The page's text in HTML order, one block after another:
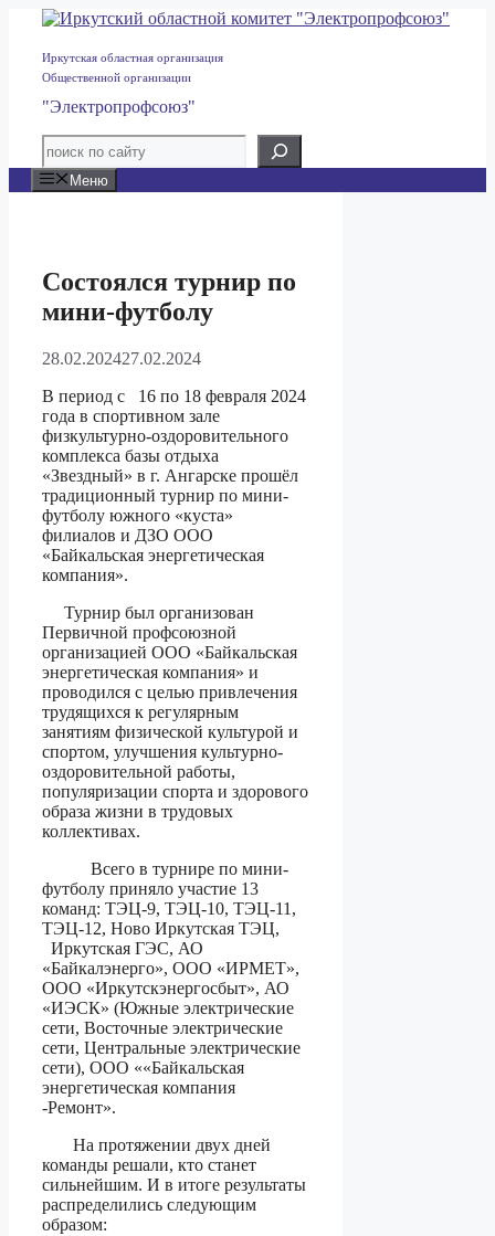
Перейти
содержимому
Иркутская областная организация
Общественной организации
"Электропрофсоюз"
Меню
Состоялся турнир по
мини-футболу
28.02.202427.02.2024
В период с 16 по 18 февраля 2024
года в спортивном зале
физкультурно-оздоровительного
комплекса базы отдыха
«Звездный» в г. Ангарске прошёл
традиционный турнир по мини-
футболу южного «куста»
филиалов и ДЗО ООО
«Байкальская энергетическая
компания».
Турнир был организован
Первичной профсоюзной
организацией ООО «Байкальская
энергетическая компания» и
проводился с целью привлечения
трудящихся к регулярным
занятиям физической культурой и
спортом, улучшения культурно-
оздоровительной работы,
популяризации спорта и здорового
образа жизни в трудовых
коллективах.
Всего в турнире по мини-
футболу приняло участие 13
команд: ТЭЦ-9, ТЭЦ-10, ТЭЦ-11,
ТЭЦ-12, Ново Иркутская ТЭЦ,
Иркутская ГЭС, АО
«Байкалэнерго», ООО «ИРМЕТ»,
ООО «Иркутскэнергосбыт», АО
«ИЭСК» (Южные электрические
сети, Восточные электрические
сети, Центральные электрические
сети), ООО ««Байкальская
энергетическая компания
-Ремонт».
На протяжении двух дней
команды решали, кто станет
сильнейшим. И в итоге результаты
распределились следующим
образом: